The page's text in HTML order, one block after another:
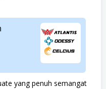
yang penuh semangat